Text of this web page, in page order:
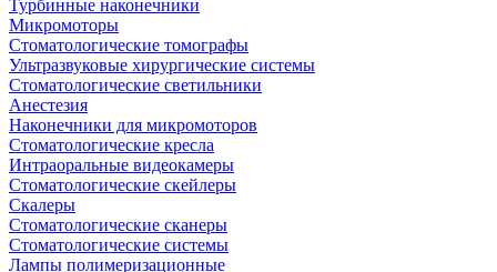
Турбинные наконечники
Микромоторы
Стоматологические томографы
Ультразвуковые хирургические системы
Стоматологические светильники
Анестезия
Наконечники для микромоторов
Стоматологические кресла
Интраоральные видеокамеры
Стоматологические скейлеры
Скалеры
Стоматологические сканеры
Стоматологические системы
Лампы полимеризационные